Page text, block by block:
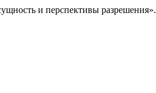
и перспективы разрешения».